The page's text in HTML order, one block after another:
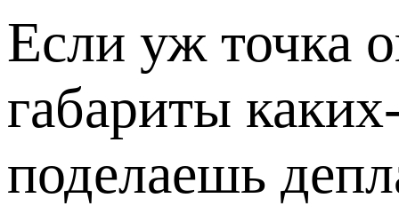
Если уж точка
габариты
поделаешь